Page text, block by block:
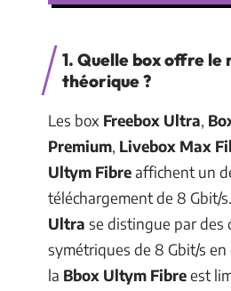
1. Quelle box offre
théorique ?
Les box Freebox Ultra,
Premium, Livebox Max
Ultym Fibreaffichent un
téléchargement de 8 Gbit/
Ultra se distingue par des
symétriques de 8 Gbit/s
la Bbox Ultym Fibreest